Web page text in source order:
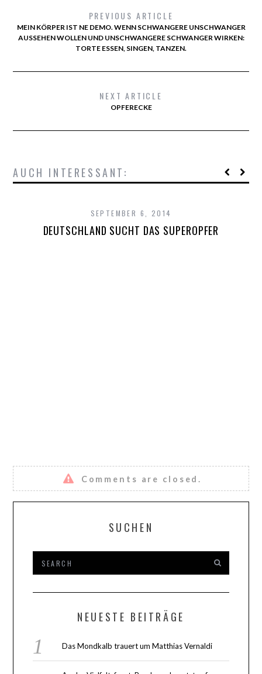
PREVIOUS ARTICLE
MEIN KÖRPER IST NE DEMO. WENN SCHWANGERE UNSCHWANGER
AUSSEHEN WOLLEN UND UNSCHWANGERE SCHWANGER WIRKEN:
TORTE ESSEN, SINGEN, TANZEN.
NEXT ARTICLE
OPFERECKE
AUCH INTERESSANT:
SEPTEMBER 6, 2014
DEUTSCHLAND SUCHT DAS SUPEROPFER
Comments are closed.
SUCHEN
NEUESTE BEITRÄGE
Das Mondkalb trauert um Matthias Vernaldi